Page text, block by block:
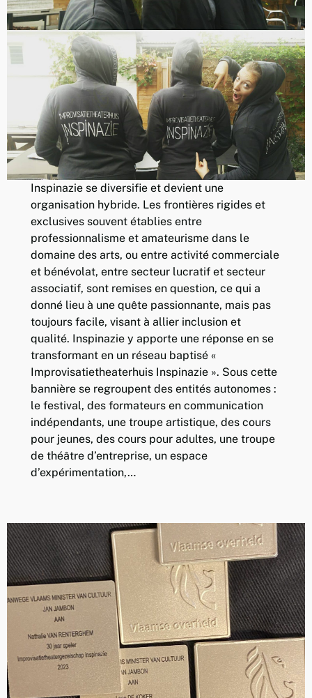
Inspinazie se diversifie et devient une
organisation hybride. Les frontières rigides et
exclusives souvent établies entre
professionnalisme et amateurisme dans le
domaine des arts, ou entre activité commerciale
et bénévolat, entre secteur lucratif et secteur
associatif, sont remises en question, ce qui a
donné lieu à une quête passionnante, mais pas
toujours facile, visant à allier inclusion et
qualité. Inspinazie y apporte une réponse en se
transformant en un réseau baptisé «
Improvisatietheaterhuis Inspinazie ». Sous cette
bannière se regroupent des entités autonomes :
le festival, des formateurs en communication
indépendants, une troupe artistique, des cours
pour jeunes, des cours pour adultes, une troupe
de théâtre d’entreprise, un espace
d’expérimentation,…